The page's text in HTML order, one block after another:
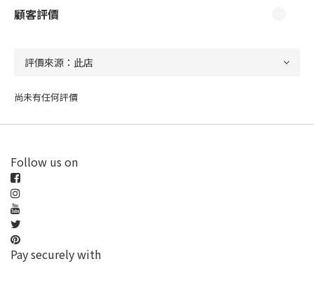
顧客評價
尚未有任何評價
Follow us on
Pay securely with